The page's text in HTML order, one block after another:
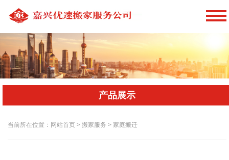
产品展示
当前所在位置：网站首页 > 搬家服务 > 家庭搬迁